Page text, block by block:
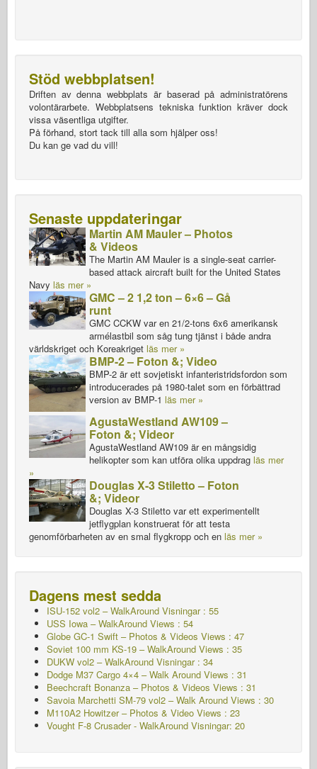
Stöd webbplatsen!
Driften av denna webbplats är baserad på administratörens
volontärarbete. Webbplatsens tekniska funktion kräver dock
vissa väsentliga utgifter.
På förhand, stort tack till alla som hjälper oss!
Du kan ge vad du vill!
Senaste uppdateringar
Martin AM Mauler – Photos
& Videos
The Martin AM Mauler is a single-seat carrier-
based attack aircraft built for the United States
Navy läs mer »
GMC – 2 1,2 ton – 6×6 – Gå
runt
GMC CCKW var en 21/2-tons 6x6 amerikansk
armélastbil som såg tung tjänst i både andra
världskriget och Koreakriget läs mer »
BMP-2 – Foton &; Video
BMP-2 är ett sovjetiskt infanteristridsfordon som
introducerades på 1980-talet som en förbättrad
version av BMP-1 läs mer »
AgustaWestland AW109 –
Foton &; Videor
AgustaWestland AW109 är en mångsidig
helikopter som kan utföra olika uppdrag läs mer
»
Douglas X-3 Stiletto – Foton
&; Videor
Douglas X-3 Stiletto var ett experimentellt
jetflygplan konstruerat för att testa
genomförbarheten av en smal flygkropp och en läs mer »
Dagens mest sedda
ISU-152 vol2 – WalkAround Visningar : 55
USS Iowa – WalkAround Views : 54
Globe GC-1 Swift – Photos & Videos Views : 47
Soviet 100 mm KS-19 – WalkAround Views : 35
DUKW vol2 – WalkAround Visningar : 34
Dodge M37 Cargo 4×4 – Walk Around Views : 31
Beechcraft Bonanza – Photos & Videos Views : 31
Savoia Marchetti SM-79 vol2 – Walk Around Views : 30
M110A2 Howitzer – Photos & Video Views : 23
Vought F-8 Crusader - WalkAround Visningar: 20